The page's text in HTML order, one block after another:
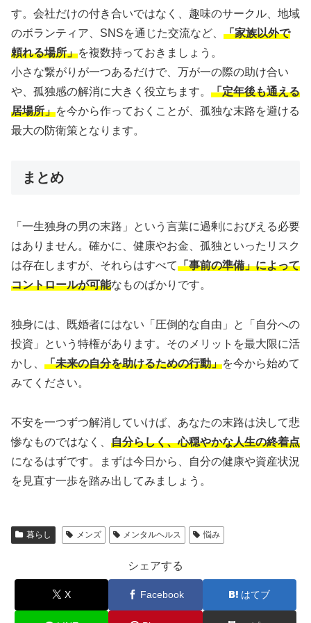
す。会社だけの付き合いではなく、趣味のサークル、地域
のボランティア、SNSを通じた交流など、 「家族以外で
頼れる場所」を複数持っておきましょう。
小さな繋がりが一つあるだけで、万が一の際の助け合い
や、孤独感の解消に大きく役立ちます。 「定年後も通える
居場所」を今から作っておくことが、孤独な末路を避ける
最大の防衛策となります。
まとめ
「一生独身の男の末路」という言葉に過剰におびえる必要
はありません。確かに、健康やお金、孤独といったリスク
は存在しますが、それらはすべて「事前の準備」によって
コントロールが可能なものばかりです。
独身には、既婚者にはない「圧倒的な自由」と「自分への
投資」という特権があります。そのメリットを最大限に活
かし、 「未来の自分を助けるための行動」を今から始めて
みてください。
不安を一つずつ解消していけば、あなたの末路は決して悲
惨なものではなく、 自分らしく、心穏やかな人生の終着点
になるはずです。まずは今日から、自分の健康や資産状況
を見直す一歩を踏み出してみましょう。
暮らし メンズ メンタルヘルス 悩み
シェアする
X Facebook はてブ